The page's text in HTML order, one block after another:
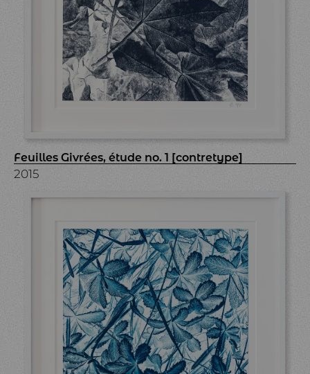
Feuilles Givrées, étude no. 1 [contretype]
2015